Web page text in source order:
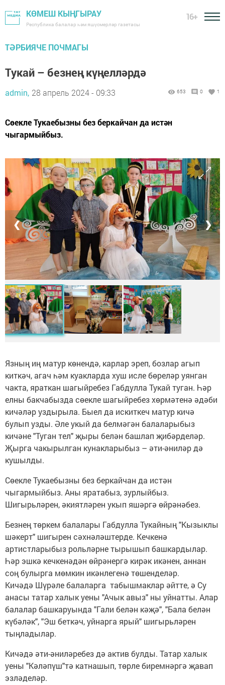
КӨМЕШ КЫҢГЫРАУ
Республика балалар һәм яшүсмерләр газетасы
16+
ТӘРБИЯЧЕ ПОЧМАГЫ
Тукай – безнең күңелләрдә
admin, 28 апрель 2024 - 09:33 653 0 1
Сөекле Тукаебызны без беркайчан да истән
чыгармыйбыз.
❮ ❯
Язның иң матур көнендә, карлар эреп, бозлар агып
киткәч, агач һәм куакларда хуш исле бөреләр уянган
чакта, яраткан шагыйребез Габдулла Тукай туган. Һәр
елны бакчабызда сөекле шагыйребез хөрмәтенә әдәби
кичәләр уздырыла. Быел да искиткеч матур кичә
булып узды. Әле укый да белмәгән балаларыбыз
кичәне "Туган тел" җыры белән башлап җибәрделәр.
Җырга чакырылган кунакларыбыз – әти-әниләр дә
кушылды.
Сөекле Тукаебызны без беркайчан да истән
чыгармыйбыз. Аны яратабыз, зурлыйбыз.
Шигырьләрен, әкиятләрен укып яшәргә өйрәнәбез.
Безнең төркем балалары Габдулла Тукайның "Кызыклы
шәкерт" шигырен сәхнәләштерде. Кечкенә
артистларыбыз рольләрне тырышып башкардылар.
Һәр эшкә кечкенәдән өйрәнергә кирәк икәнен, аннан
соң булырга мөмкин икәнлегенә төшенделәр.
Кичәдә Шүрәле балаларга табышмаклар әйтте, ә Су
анасы татар халык уены "Ачык авыз" ны уйнатты. Алар
балалар башкаруында "Гали белән кәҗә", "Бала белән
күбәләк", "Эш беткәч, уйнарга ярый" шигырьләрен
тыңладылар.
Кичәдә әти-әниләребез дә актив булды. Татар халык
уены "Кәләпүш"тә катнашып, төрле биремнәргә җавап
эзләделәр.